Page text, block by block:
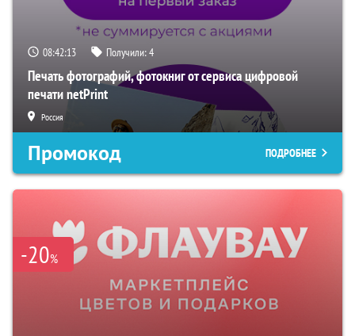
08:42:12 Получили:4
Печать фотографий, фотокниг от сервиса цифровой
печати netPrint
Россия
Промокод ПОДРОБНЕЕ
-20%